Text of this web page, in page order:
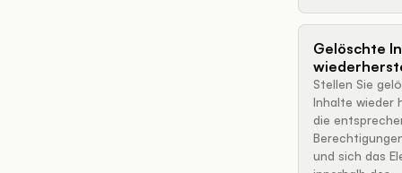
Gelöschte
Stellen Sie
Inhalte wieder
die
und sich das